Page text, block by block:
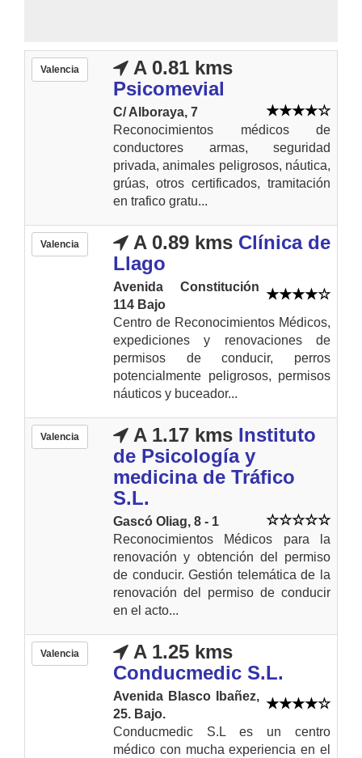
Valencia
A 0.81 kms
Psicomevial
C/ Alboraya, 7
Reconocimientos médicos de
conductores armas, seguridad
privada, animales peligrosos, náutica,
grúas, otros certificados, tramitación
en trafico gratu...
Valencia A 0.89 kms Clínica de
Llago
Avenida Constitución
114 Bajo
Centro de Reconocimientos Médicos,
expediciones y renovaciones de
permisos de conducir, perros
potencialmente peligrosos, permisos
náuticos y buceador...
Valencia A 1.17 kms Instituto
de Psicología y
medicina de Tráfico
S.L.
Gascó Oliag, 8 - 1
Reconocimientos Médicos para la
renovación y obtención del permiso
de conducir. Gestión telemática de la
renovación del permiso de conducir
en el acto...
Valencia
A 1.25 kms
Conducmedic S.L.
Avenida Blasco Ibañez,
25. Bajo.
Conducmedic S.L es un centro
médico con mucha experiencia en el